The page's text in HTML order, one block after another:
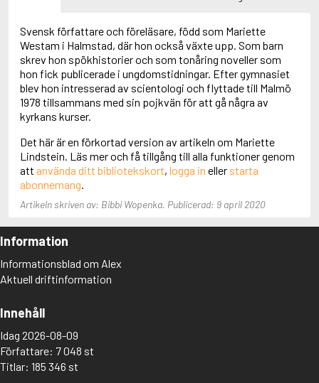
Adolfsson, Evert
Adolfsson, Gunnar
Adolfsson, Josefine
Adolfsson, Maria
Adolphsen, Peter
Svensk författare och föreläsare, född som Mariette
Westam i Halmstad, där hon också växte upp. Som barn
skrev hon spökhistorier och som tonåring noveller som
hon fick publicerade i ungdomstidningar. Efter gymnasiet
blev hon intresserad av scientologi och flyttade till Malmö
1978 tillsammans med sin pojkvän för att gå några av
kyrkans kurser.
Det här är en förkortad version av artikeln om Mariette
Lindstein. Läs mer och få tillgång till alla funktioner genom
att använda ditt bibliotekskort, logga in eller starta
abonnemang
Artikeln skriven av: Bibbi Wopenka. Publicerad: 9 april 2020
Information
Informationsblad om Alex
Aktuell driftinformation
Innehåll
Idag 2026-08-09
Författare: 7 048 st
Titlar: 185 346 st